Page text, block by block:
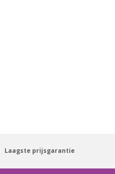
Laagste prijsgarantie